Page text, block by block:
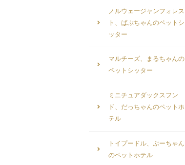
ノルウェージャンフォレス
ト、ばぶちゃんのペットシ
ッター
マルチーズ、まるちゃんの
ペットシッター
ミニチュアダックスフン
ド、だっちゃんのペットホ
テル
トイプードル、ぷーちゃん
のペットホテル